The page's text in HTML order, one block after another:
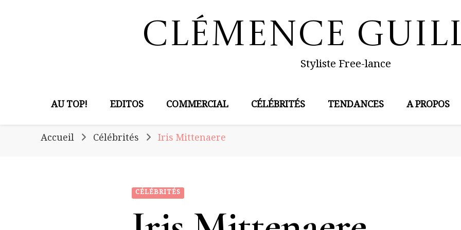
Clémence
Styliste Free-lance
AU TOP! EDITOS COMMERCIAL CÉLÉBRITÉS TENDANCES A PROPOS
Accueil Célébrités Iris Mittenaere
CÉLÉBRITÉS